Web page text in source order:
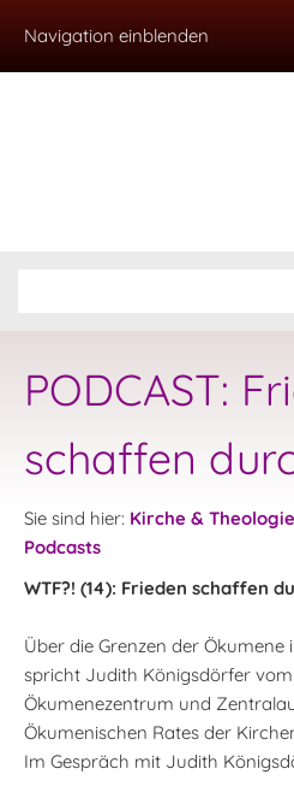
Navigation einblenden
PODCAST:
schaffen
Sie sind hier: Kirche &
Podcasts
WTF?! (14): Frieden schaffen
Über die Grenzen der Ökumene
spricht Judith Königsdörfer
Ökumenezentrum und
Ökumenischen Rates der
Im Gespräch mit Judith